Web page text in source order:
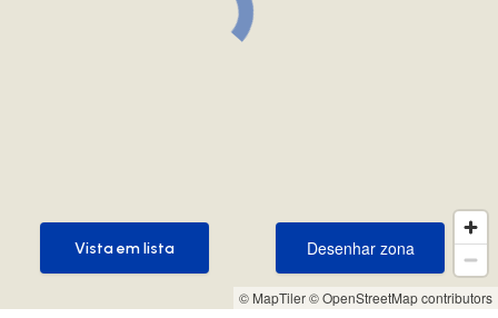
© MapTiler© OpenStreetMap contributors
Desenhar zona
Desenhar zona
Vista em lista
Vista em lista